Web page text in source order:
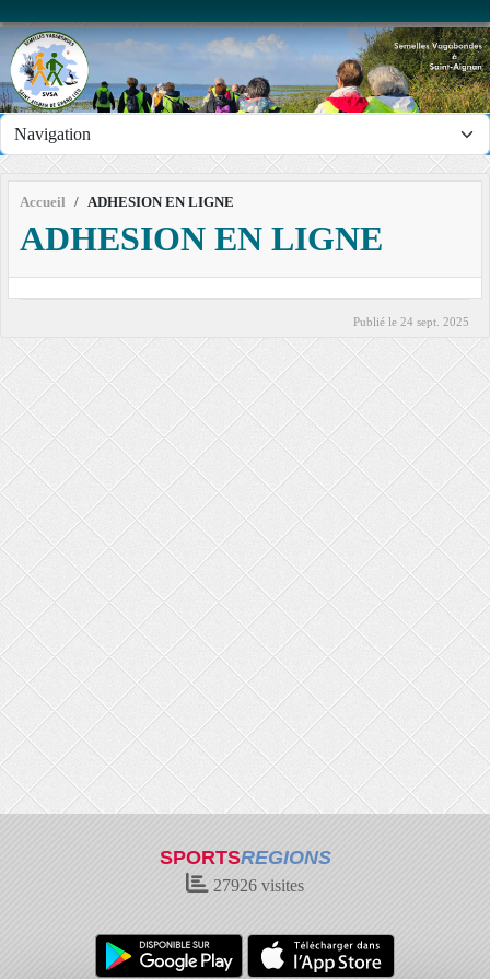
Accueil ADHESION EN LIGNE
ADHESION EN LIGNE
Publié le 24 sept. 2025
SPORTSREGIONS
27926 visites